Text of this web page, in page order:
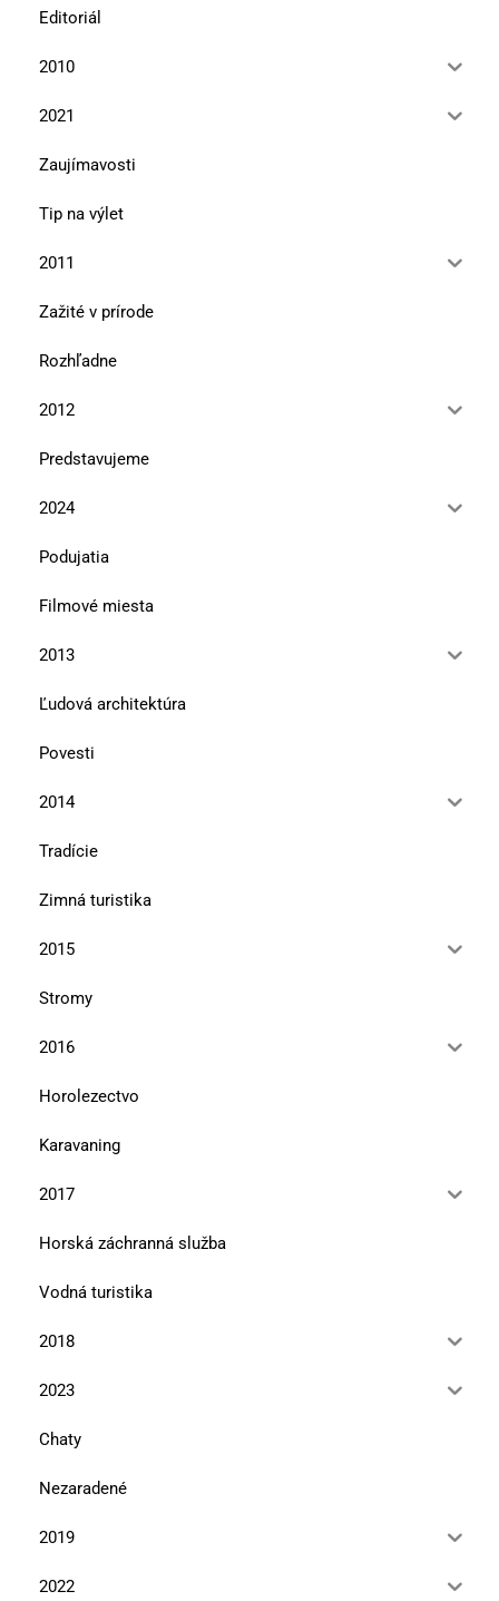
Editoriál
2010
2021
Zaujímavosti
Tip na výlet
2011
Zažité v prírode
Rozhľadne
2012
Predstavujeme
2024
Podujatia
Filmové miesta
2013
Ľudová architektúra
Povesti
2014
Tradície
Zimná turistika
2015
Stromy
2016
Horolezectvo
Karavaning
2017
Horská záchranná služba
Vodná turistika
2018
2023
Chaty
Nezaradené
2019
2022